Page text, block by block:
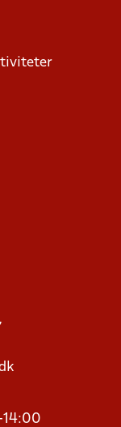
14:00